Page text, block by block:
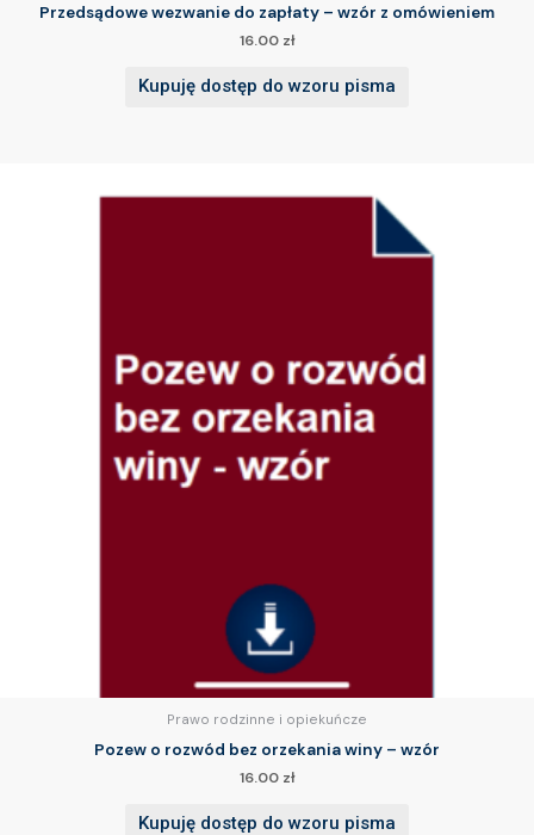
Przedsądowe wezwanie do zapłaty – wzór z omówieniem
16.00 zł
Kupuję dostęp do wzoru pisma
Prawo rodzinne i opiekuńcze
Pozew o rozwód bez orzekania winy – wzór
16.00 zł
Kupuję dostęp do wzoru pisma